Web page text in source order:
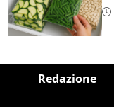
Redazione